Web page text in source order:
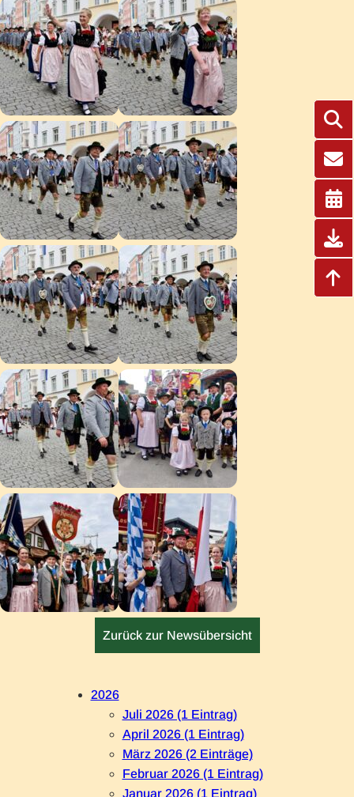
Zurück zur Newsübersicht
2026
Juli 2026 (1 Eintrag)
April 2026 (1 Eintrag)
März 2026 (2 Einträge)
Februar 2026 (1 Eintrag)
Januar 2026 (1 Eintrag)